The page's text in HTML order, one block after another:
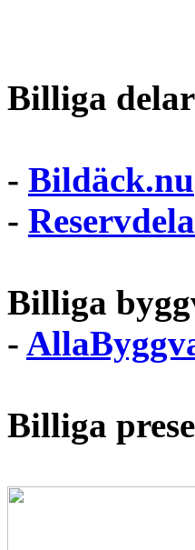
Billiga
- Bildäck.nu
-
Billiga
-
Billiga